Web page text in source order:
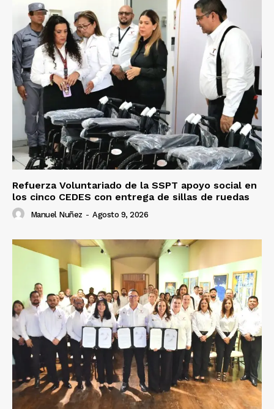
Refuerza Voluntariado de la SSPT apoyo social en
los cinco CEDES con entrega de sillas de ruedas
Manuel Nuñez - Agosto 9, 2026